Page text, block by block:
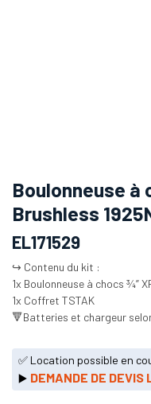
Boulonneuse à
Brushless
EL171529
↪️ Contenu du kit :
1x Boulonneuse à chocs ¾”
1x Coffret TSTAK
🔻Batteries et chargeur
✅ Location possible en
▶️ DEMANDE DE DEVIS